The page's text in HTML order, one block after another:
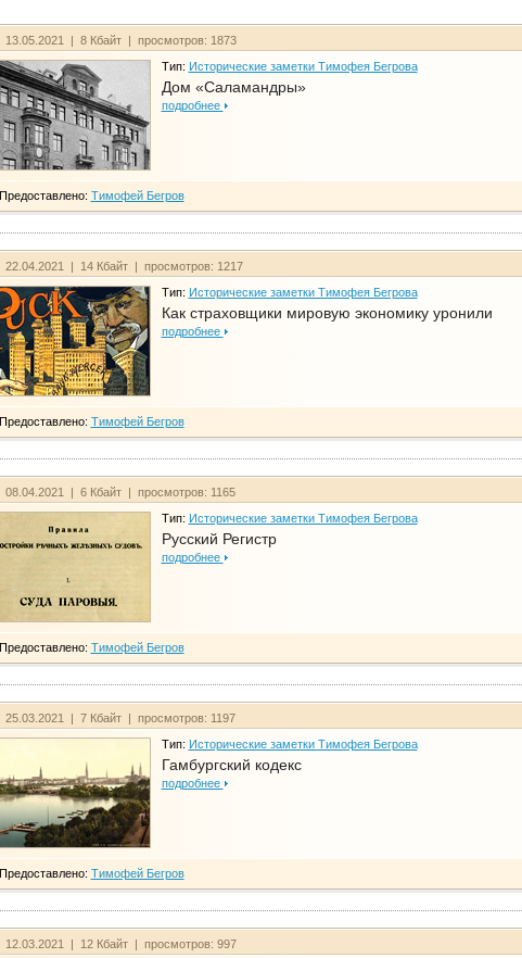
13.05.2021 | 8 Кбайт | просмотров: 1873
Тип: Исторические заметки Тимофея Бегрова
Дом «Саламандры»
подробнее
Предоставлено: Тимофей Бегров
22.04.2021 | 14 Кбайт | просмотров: 1217
Тип: Исторические заметки Тимофея Бегрова
Как страховщики мировую экономику уронили
подробнее
Предоставлено: Тимофей Бегров
08.04.2021 | 6 Кбайт | просмотров: 1165
Тип: Исторические заметки Тимофея Бегрова
Русский Регистр
подробнее
Предоставлено: Тимофей Бегров
25.03.2021 | 7 Кбайт | просмотров: 1197
Тип: Исторические заметки Тимофея Бегрова
Гамбургский кодекс
подробнее
Предоставлено: Тимофей Бегров
12.03.2021 | 12 Кбайт | просмотров: 997